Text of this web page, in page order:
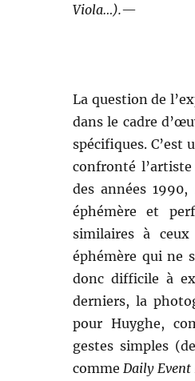
Viola…).—
La question de
dans le cadre
spécifiques.
confronté
des années
éphémère et
similaires à
éphémère qui ne
donc difficile à
derniers, la
pour Huyghe,
gestes simples
comme Daily Event